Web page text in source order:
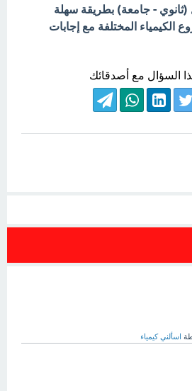
(ثانوي - جامعة) بطريقة سهلة
المختلفة مع إجابات
السؤال مع أصدقائك
اسألني كيمياء